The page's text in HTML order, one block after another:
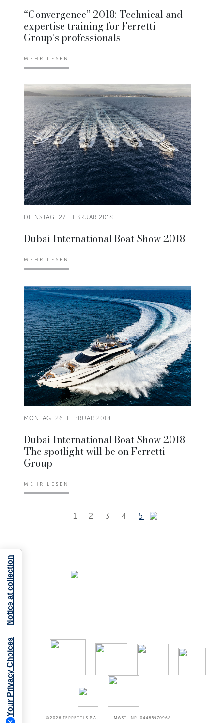
“Convergence” 2018: Technical and
expertise training for Ferretti
Group’s professionals
MEHR LESEN
DIENSTAG, 27. FEBRUAR 2018
Dubai International Boat Show 2018
MEHR LESEN
MONTAG, 26. FEBRUAR 2018
Dubai International Boat Show 2018:
The spotlight will be on Ferretti
Group
MEHR LESEN
1 2 3 4 5
©2026 FERRETTI S.P.A MWST.-NR. 04485970968
Your Privacy Choices
Notice at collection